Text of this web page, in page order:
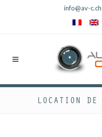
info@av-c.ch
LOCATION DE